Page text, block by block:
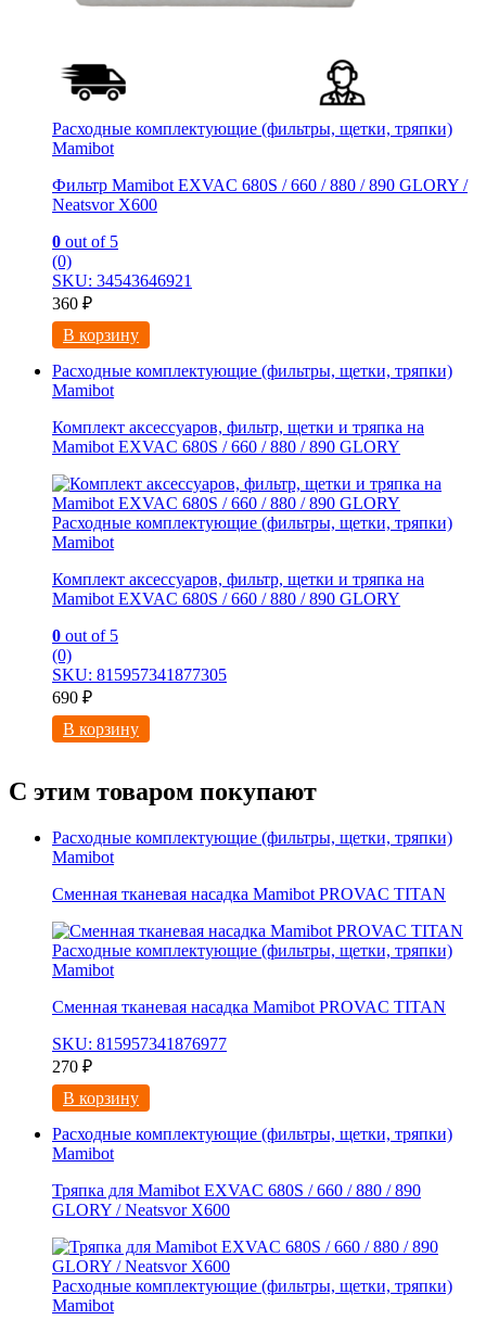
Расходные комплектующие (фильтры, щетки, тряпки)
Mamibot
Фильтр Mamibot EXVAC 680S / 660 / 880 / 890 GLORY /
Neatsvor X600
0 out of 5
(0)
SKU: 34543646921
360 ₽
В корзину
Расходные комплектующие (фильтры, щетки, тряпки)
Mamibot
Комплект аксессуаров, фильтр, щетки и тряпка на
Mamibot EXVAC 680S / 660 / 880 / 890 GLORY
Расходные комплектующие (фильтры, щетки, тряпки)
Mamibot
Комплект аксессуаров, фильтр, щетки и тряпка на
Mamibot EXVAC 680S / 660 / 880 / 890 GLORY
0 out of 5
(0)
SKU: 815957341877305
690 ₽
В корзину
С этим товаром покупают
Расходные комплектующие (фильтры, щетки, тряпки)
Mamibot
Сменная тканевая насадка Mamibot PROVAC TITAN
Расходные комплектующие (фильтры, щетки, тряпки)
Mamibot
Сменная тканевая насадка Mamibot PROVAC TITAN
SKU: 815957341876977
270 ₽
В корзину
Расходные комплектующие (фильтры, щетки, тряпки)
Mamibot
Тряпка для Mamibot EXVAC 680S / 660 / 880 / 890
GLORY / Neatsvor X600
Расходные комплектующие (фильтры, щетки, тряпки)
Mamibot